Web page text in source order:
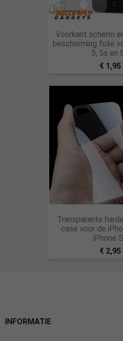
Voorkant scherm
bescherming folie
5, 5s en
€ 1,95
Transparante
case voor de
iPhone
€ 2,95
INFORMATIE